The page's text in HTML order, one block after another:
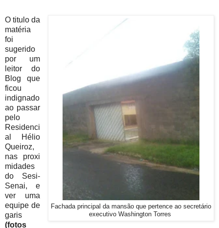
Fachada principal da mansão que pertence ao secretário
executivo Washington Torres
O titulo da
matéria
foi
sugerido
por um
leitor do
Blog que
ficou
indignado
ao passar
pelo
Residenci
al Hélio
Queiroz,
nas proxi
midades
do Sesi-
Senai, e
ver uma
equipe de
garis
(fotos